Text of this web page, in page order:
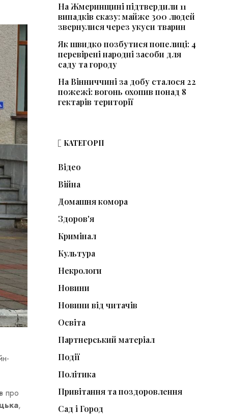
про
,
На Жмеринщині підтвердили 11
випадків сказу: майже 300 людей
звернулися через укуси тварин
Як швидко позбутися попелиці: 4
перевірені народні засоби для
саду та городу
На Вінниччині за добу сталося 22
пожежі: вогонь охопив понад 8
гектарів території
КАТЕГОРІЇ
Відео
Війна
Домашня комора
Здоров'я
Кримінал
Культура
Некрологи
Новини
Новини від читачів
Освіта
Партнерський матеріал
Події
Політика
Привітання та поздоровлення
Сад і Город